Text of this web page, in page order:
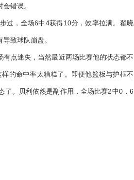
错误。
过，全场6中4获得10分，效率拉满。翟晓
致球队崩盘。
点迷失，当然最近两场比赛他的状态都不
的命中率太糟糕了。即便他篮板与护框不
了。贝利依然是副作用，全场比赛2中0，6